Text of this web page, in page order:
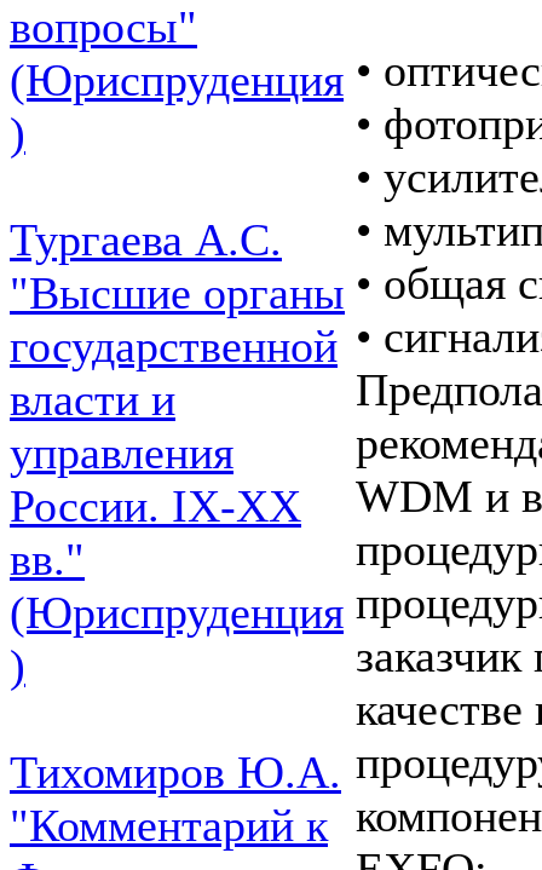
вопросы"
(Юриспруденция
)
Тургаева А.С.
"Высшие органы
государственной
власти и
управления
России. IХ-ХХ
вв."
(Юриспруденция
)
Тихомиров Ю.А.
"Комментарий к
•
•
•
•
• общая
•
WDM и